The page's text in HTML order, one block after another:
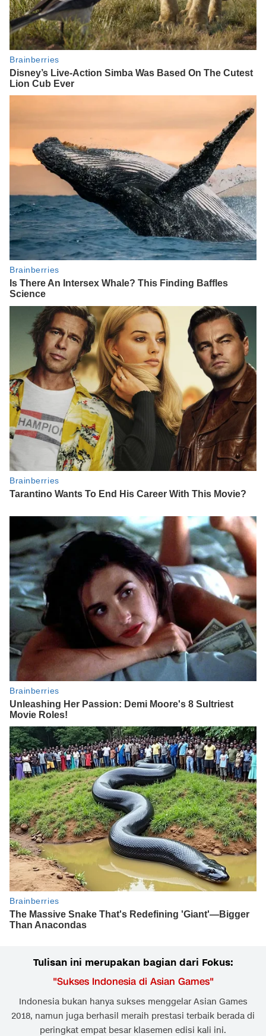
Tulisan ini merupakan bagian dari Fokus:
"Sukses Indonesia di Asian Games"
Indonesia bukan hanya sukses menggelar Asian Games
2018, namun juga berhasil meraih prestasi terbaik berada di
peringkat empat besar klasemen edisi kali ini.